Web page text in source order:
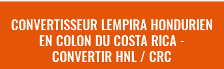
CONVERTISSEUR LEMPIRA HONDURIEN
EN COLON DU COSTA RICA -
CONVERTIR HNL / CRC